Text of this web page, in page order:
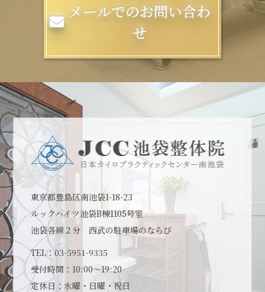
メールでのお問い合わ
せ
東京都豊島区南池袋1-18-23
ルックハイツ池袋B棟1105号室
池袋各線２分 西武の駐車場のならび
TEL：03-5951-9335
受付時間：10:00～19:20
定休日：水曜・日曜・祝日